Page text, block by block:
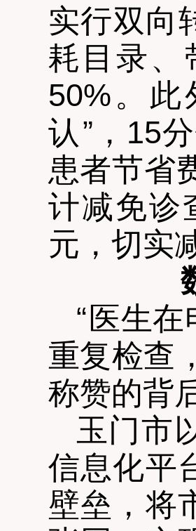
实行双向
耗目录、
50%。
认 ” ，15
患者节省
计减免诊
元，切实
“医生
重复检查
称赞的背
玉门市
信息化平
壁垒，将